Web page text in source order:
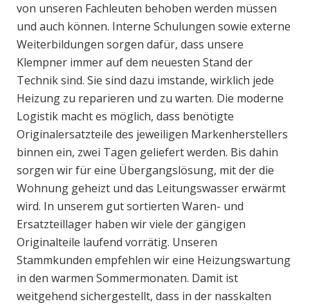
von unseren Fachleuten behoben werden müssen
und auch können. Interne Schulungen sowie externe
Weiterbildungen sorgen dafür, dass unsere
Klempner immer auf dem neuesten Stand der
Technik sind. Sie sind dazu imstande, wirklich jede
Heizung zu reparieren und zu warten. Die moderne
Logistik macht es möglich, dass benötigte
Originalersatzteile des jeweiligen Markenherstellers
binnen ein, zwei Tagen geliefert werden. Bis dahin
sorgen wir für eine Übergangslösung, mit der die
Wohnung geheizt und das Leitungswasser erwärmt
wird. In unserem gut sortierten Waren- und
Ersatzteillager haben wir viele der gängigen
Originalteile laufend vorrätig. Unseren
Stammkunden empfehlen wir eine Heizungswartung
in den warmen Sommermonaten. Damit ist
weitgehend sichergestellt, dass in der nasskalten